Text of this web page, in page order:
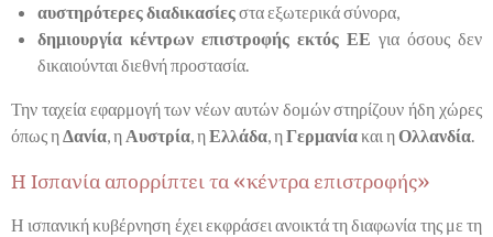
αυστηρότερες διαδικασίεςστα εξωτερικά σύνορα,
δημιουργία κέντρων επιστροφής εκτός ΕΕ για όσους δεν
δικαιούνται διεθνή προστασία.
Την ταχεία εφαρμογή των νέων αυτών δομών στηρίζουν ήδη χώρες
όπως ηΔανία, η Αυστρία, ηΕλλάδα, ηΓερμανίακαι ηΟλλανδία.
Η Ισπανία απορρίπτει τα «κέντρα επιστροφής»
Η ισπανική κυβέρνηση έχει εκφράσει ανοικτά τη διαφωνία της με τη